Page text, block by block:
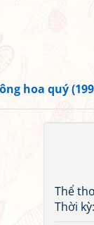
hoa quý
Thể
Thời kỳ: